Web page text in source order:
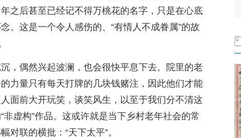
之后甚至已经记不得万桃花的名字，只是在心底
。这是一个令人感伤的、“有情人不成眷属”的故
，偶然兴起波澜，也会很快平息下去。院里的老
力量只有每天打牌的几块钱赌注，因此他们才能
面前大开玩笑，谈笑风生，以至于我们分不清这
虚构”作品。这或许就是当下乡村老年社会的常
对联的横批：“天下太平”。